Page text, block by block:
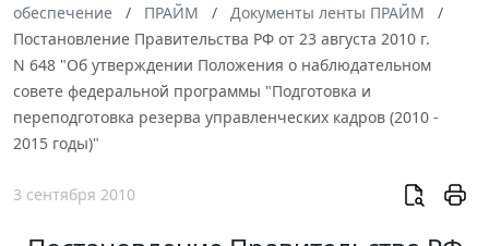
обеспечение
ПРАЙМ
Документы ленты ПРАЙМ
Постановление Правительства РФ от 23 августа 2010 г.
N 648 "Об утверждении Положения о наблюдательном
совете федеральной программы "Подготовка и
переподготовка резерва управленческих кадров (2010 -
2015 годы)"
3 сентября 2010